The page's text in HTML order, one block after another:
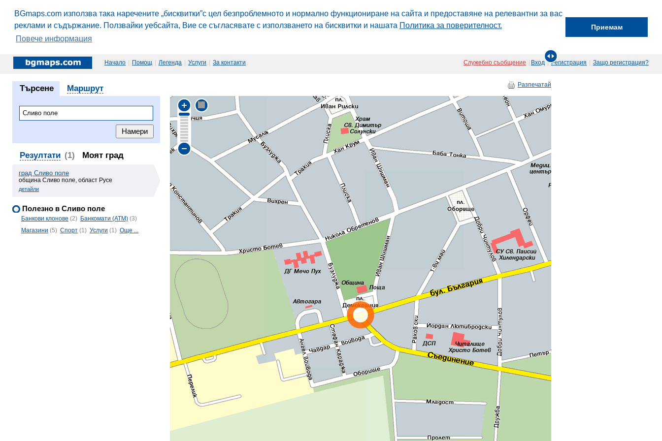
BGmaps.com използва така наречените „бисквитки”с цел безпроблемното и нормално функциониране на сайта и предоставяне на релевантни за вас
реклами и съдържание. Ползвайки уебсайта, Вие се съгласявате с използването на бисквитки и нашата Политика за поверителност.
Повече информация
Приемам
Начало Помощ Легенда Услуги За контакти Служебно съобщение Вход |Регистрация Защо регистрация?
Търсене Маршрут
Резултати (1) Моят град
град Сливо поле
община Сливо поле, област Русе
детайли
Полезно в Сливо поле
Банкови клонове (2) Банкомати (ATM) (3)
Магазини (5) Спорт (1) Услуги (1) Още ...
Разпечатай